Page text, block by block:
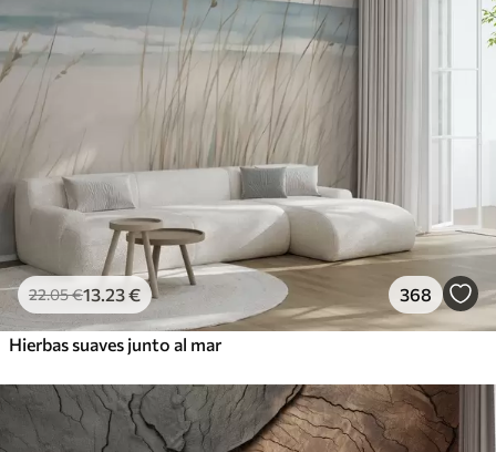
22.05€13 .23€ 368
Hierbas suaves junto al mar